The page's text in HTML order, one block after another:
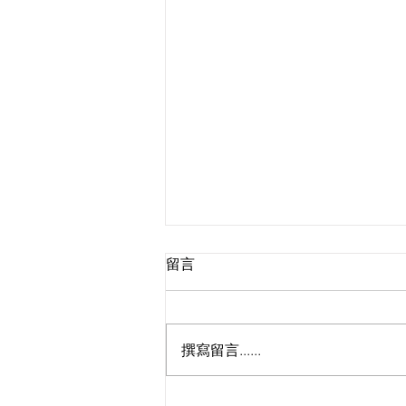
留言
撰寫留言......